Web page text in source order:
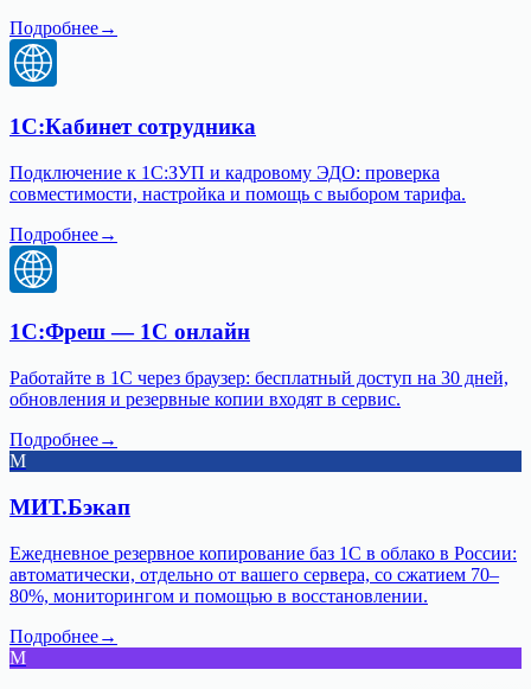
Подробнее→
1С:Кабинет сотрудника
Подключение к 1С:ЗУП и кадровому ЭДО: проверка
совместимости, настройка и помощь с выбором тарифа.
Подробнее→
1С:Фреш — 1С онлайн
Работайте в 1С через браузер: бесплатный доступ на 30 дней,
обновления и резервные копии входят в сервис.
Подробнее→
М
МИТ.Бэкап
Ежедневное резервное копирование баз 1С в облако в России:
автоматически, отдельно от вашего сервера, со сжатием 70–
80%, мониторингом и помощью в восстановлении.
Подробнее→
М